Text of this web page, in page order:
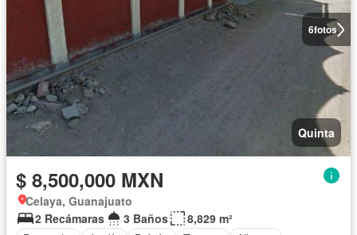
6fotos
Quinta
$ 8,500,000 MXN
Celaya, Guanajuato
2 Recámaras
3 Baños
8,829 m²